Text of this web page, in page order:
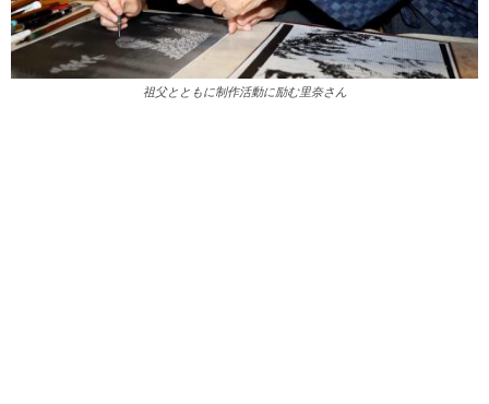
祖父とともに制作活動に励む里奈さん